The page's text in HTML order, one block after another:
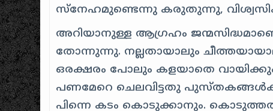
സ്നേഹമുണ്ടെന്നു കരുതുന്നു,
അറിയാനുള്ള ആഗ്രഹം
തോന്നുന്നു. നല്ലതായാലും
ഒരക്ഷരം പോലും കളയാതെ
പണമേറെ ചെലവിട്ടതു
പിന്നെ കടം കൊടുക്കാനും.